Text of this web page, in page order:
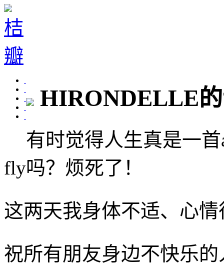
HIRONDELLE
有时觉得人生真是一首
fly吗？烦死了！
这两天我身体不适、心情
祝所有朋友身边不快乐